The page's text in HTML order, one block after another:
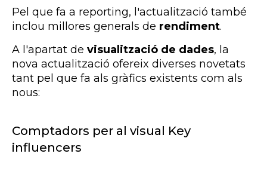
Pel que fa a reporting, l'actualització també
inclou millores generals de rendiment.
A l'apartat de visualització de dades, la
nova actualització ofereix diverses novetats
tant pel que fa als gràfics existents com als
nous:
Comptadors per al visual Key
influencers